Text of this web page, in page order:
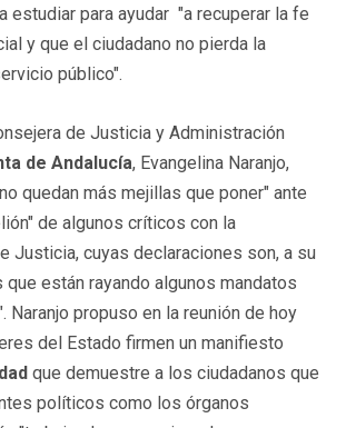
estudiar para ayudar "a recuperar la fe
y que el ciudadano no pierda la
público".
de Justicia y Administración
de Andalucía, Evangelina Naranjo,
quedan más mejillas que poner" ante
de algunos críticos con la
Justicia, cuyas declaraciones son, a su
que están rayando algunos mandatos
Naranjo propuso en la reunión de hoy
del Estado firmen un manifiesto
que demuestre a los ciudadanos que
políticos como los órganos